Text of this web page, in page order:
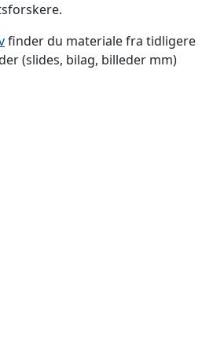
finder du materiale fra tidligere
(slides, bilag, billeder mm)